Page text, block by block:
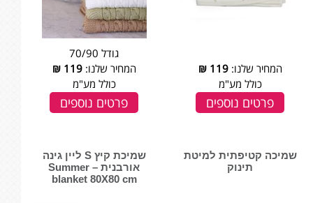
המחיר שלנו:119
₪
כולל מע"מ
פרטים נוספים
גודל 70/90
המחיר שלנו:119
₪
כולל מע"מ
פרטים נוספים
שמיכה קטיפתית למיטת
תינוק
שמיכת קיץ S ליין גינה
אורבנית – Summer
blanket 80X80 cm